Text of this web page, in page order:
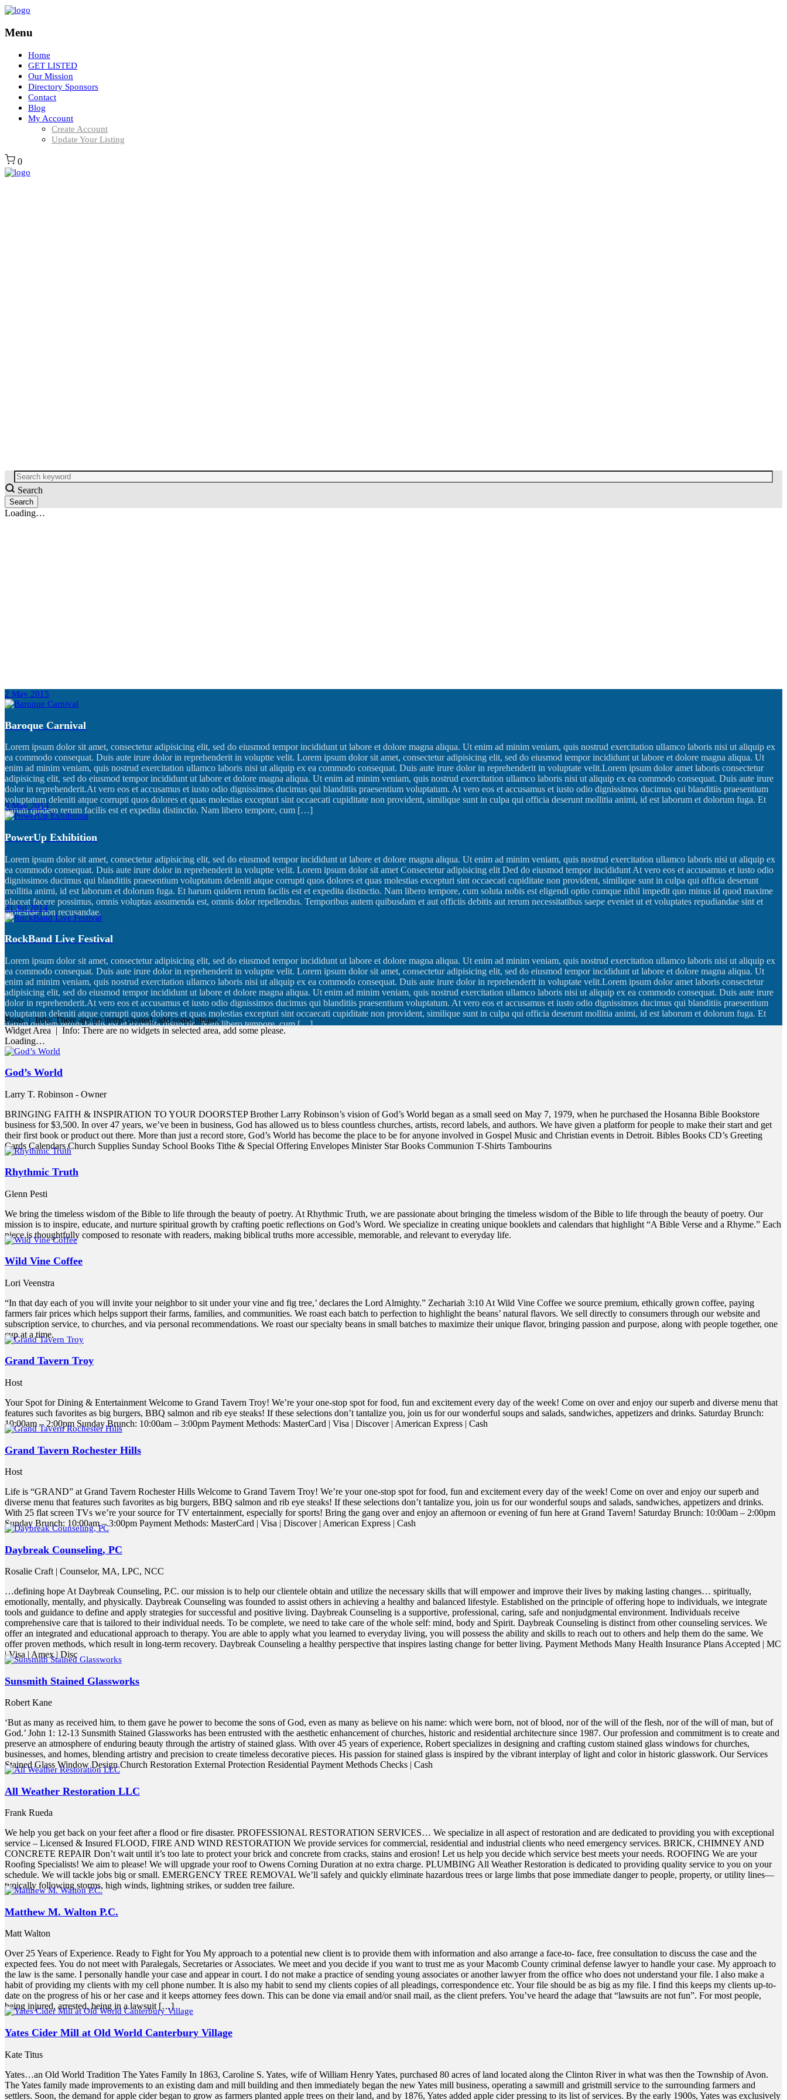
Menu
Home
GET LISTED
Our Mission
Directory Sponsors
Contact
Blog
My Account
Create Account
Update Your Listing
0
Search
Loading…
2 May 2015
Baroque Carnival
Lorem ipsum dolor sit amet, consectetur adipisicing elit, sed do eiusmod tempor incididunt ut labore et dolore magna aliqua. Ut enim ad minim veniam, quis nostrud exercitation ullamco laboris nisi ut aliquip ex
ea commodo consequat. Duis aute irure dolor in reprehenderit in voluptte velit. Lorem ipsum dolor sit amet, consectetur adipisicing elit, sed do eiusmod tempor incididunt ut labore et dolore magna aliqua. Ut
enim ad minim veniam, quis nostrud exercitation ullamco laboris nisi ut aliquip ex ea commodo consequat. Duis aute irure dolor in reprehenderit in voluptate velit.Lorem ipsum dolor amet laboris consectetur
adipisicing elit, sed do eiusmod tempor incididunt ut labore et dolore magna aliqua. Ut enim ad minim veniam, quis nostrud exercitation ullamco laboris nisi ut aliquip ex ea commodo consequat. Duis aute irure
dolor in reprehenderit.At vero eos et accusamus et iusto odio dignissimos ducimus qui blanditiis praesentium voluptatum. At vero eos et accusamus et iusto odio dignissimos ducimus qui blanditiis praesentium
voluptatum deleniti atque corrupti quos dolores et quas molestias excepturi sint occaecati cupiditate non provident, similique sunt in culpa qui officia deserunt mollitia animi, id est laborum et dolorum fuga. Et
harum quidem rerum facilis est et expedita distinctio. Nam libero tempore, cum […]
9 May 2014
PowerUp Exhibition
Lorem ipsum dolor sit amet, consectetur adipisicing elit, sed do eiusmod tempor incididunt ut labore et dolore magna aliqua. Ut enim ad minim veniam, quis nostrud exercitation ullamco laboris nisi ut aliquip ex
ea commodo consequat. Duis aute irure dolor in reprehenderit in voluptte velit. Lorem ipsum dolor sit amet Consectetur adipisicing elit Ded do eiusmod tempor incididunt At vero eos et accusamus et iusto odio
dignissimos ducimus qui blanditiis praesentium voluptatum deleniti atque corrupti quos dolores et quas molestias excepturi sint occaecati cupiditate non provident, similique sunt in culpa qui officia deserunt
mollitia animi, id est laborum et dolorum fuga. Et harum quidem rerum facilis est et expedita distinctio. Nam libero tempore, cum soluta nobis est eligendi optio cumque nihil impedit quo minus id quod maxime
placeat facere possimus, omnis voluptas assumenda est, omnis dolor repellendus. Temporibus autem quibusdam et aut officiis debitis aut rerum necessitatibus saepe eveniet ut et voluptates repudiandae sint et
molestiae non recusandae.
31 Jul 2014
RockBand Live Festival
Lorem ipsum dolor sit amet, consectetur adipisicing elit, sed do eiusmod tempor incididunt ut labore et dolore magna aliqua. Ut enim ad minim veniam, quis nostrud exercitation ullamco laboris nisi ut aliquip ex
ea commodo consequat. Duis aute irure dolor in reprehenderit in voluptte velit. Lorem ipsum dolor sit amet, consectetur adipisicing elit, sed do eiusmod tempor incididunt ut labore et dolore magna aliqua. Ut
enim ad minim veniam, quis nostrud exercitation ullamco laboris nisi ut aliquip ex ea commodo consequat. Duis aute irure dolor in reprehenderit in voluptate velit.Lorem ipsum dolor amet laboris consectetur
adipisicing elit, sed do eiusmod tempor incididunt ut labore et dolore magna aliqua. Ut enim ad minim veniam, quis nostrud exercitation ullamco laboris nisi ut aliquip ex ea commodo consequat. Duis aute irure
dolor in reprehenderit.At vero eos et accusamus et iusto odio dignissimos ducimus qui blanditiis praesentium voluptatum. At vero eos et accusamus et iusto odio dignissimos ducimus qui blanditiis praesentium
voluptatum deleniti atque corrupti quos dolores et quas molestias excepturi sint occaecati cupiditate non provident, similique sunt in culpa qui officia deserunt mollitia animi, id est laborum et dolorum fuga. Et
harum quidem rerum facilis est et expedita distinctio. Nam libero tempore, cum […]
Posts | Info: There are no items created, add some please.
Widget Area | Info: There are no widgets in selected area, add some please.
Loading…
God’s World
Larry T. Robinson - Owner
BRINGING FAITH & INSPIRATION TO YOUR DOORSTEP Brother Larry Robinson’s vision of God’s World began as a small seed on May 7, 1979, when he purchased the Hosanna Bible Bookstore
business for $3,500. In over 47 years, we’ve been in business, God has allowed us to bless countless churches, artists, record labels, and authors. We have given a platform for people to make their start and get
their first book or product out there. More than just a record store, God’s World has become the place to be for anyone involved in Gospel Music and Christian events in Detroit. Bibles Books CD’s Greeting
Cards Calendars Church Supplies Sunday School Books Tithe & Special Offering Envelopes Minister Star Books Communion T-Shirts Tambourins
Rhythmic Truth
Glenn Pesti
We bring the timeless wisdom of the Bible to life through the beauty of poetry. At Rhythmic Truth, we are passionate about bringing the timeless wisdom of the Bible to life through the beauty of poetry. Our
mission is to inspire, educate, and nurture spiritual growth by crafting poetic reflections on God’s Word. We specialize in creating unique booklets and calendars that highlight “A Bible Verse and a Rhyme.” Each
piece is thoughtfully composed to resonate with readers, making biblical truths more accessible, memorable, and relevant to everyday life.
Wild Vine Coffee
Lori Veenstra
“In that day each of you will invite your neighbor to sit under your vine and fig tree,’ declares the Lord Almighty.” Zechariah 3:10 At Wild Vine Coffee we source premium, ethically grown coffee, paying
farmers fair prices which helps support their farms, families, and communities. We roast each batch to perfection to highlight the beans’ natural flavors. We sell directly to consumers through our website and
subscription service, to churches, and via personal recommendations. We roast our specialty beans in small batches to maximize their unique flavor, bringing passion and purpose, along with people together, one
cup at a time.
Grand Tavern Troy
Host
Your Spot for Dining & Entertainment Welcome to Grand Tavern Troy! We’re your one-stop spot for food, fun and excitement every day of the week! Come on over and enjoy our superb and diverse menu that
features such favorites as big burgers, BBQ salmon and rib eye steaks! If these selections don’t tantalize you, join us for our wonderful soups and salads, sandwiches, appetizers and drinks. Saturday Brunch:
10:00am – 2:00pm Sunday Brunch: 10:00am – 3:00pm Payment Methods: MasterCard | Visa | Discover | American Express | Cash
Grand Tavern Rochester Hills
Host
Life is “GRAND” at Grand Tavern Rochester Hills Welcome to Grand Tavern Troy! We’re your one-stop spot for food, fun and excitement every day of the week! Come on over and enjoy our superb and
diverse menu that features such favorites as big burgers, BBQ salmon and rib eye steaks! If these selections don’t tantalize you, join us for our wonderful soups and salads, sandwiches, appetizers and drinks.
With 25 flat screen TVs we’re your source for TV entertainment, especially for sports! Bring the gang over and enjoy an afternoon or evening of fun here at Grand Tavern! Saturday Brunch: 10:00am – 2:00pm
Sunday Brunch: 10:00am – 3:00pm Payment Methods: MasterCard | Visa | Discover | American Express | Cash
Daybreak Counseling, PC
Rosalie Craft | Counselor, MA, LPC, NCC
…defining hope At Daybreak Counseling, P.C. our mission is to help our clientele obtain and utilize the necessary skills that will empower and improve their lives by making lasting changes… spiritually,
emotionally, mentally, and physically. Daybreak Counseling was founded to assist others in achieving a healthy and balanced lifestyle. Established on the principle of offering hope to individuals, we integrate
tools and guidance to define and apply strategies for successful and positive living. Daybreak Counseling is a supportive, professional, caring, safe and nonjudgmental environment. Individuals receive
comprehensive care that is tailored to their individual needs. To be complete, we need to take care of the whole self: mind, body and Spirit. Daybreak Counseling is distinct from other counseling services. We
offer an integrated and educational approach to therapy. You are able to apply what you learned to everyday living, you will possess the ability and skills to reach out to others and help them do the same. We
offer proven methods, which result in long-term recovery. Daybreak Counseling a healthy perspective that inspires lasting change for better living. Payment Methods Many Health Insurance Plans Accepted | MC
| Visa | Amex | Disc
Sunsmith Stained Glassworks
Robert Kane
‘But as many as received him, to them gave he power to become the sons of God, even as many as believe on his name: which were born, not of blood, nor of the will of the flesh, nor of the will of man, but of
God.’ John 1: 12-13 Sunsmith Stained Glassworks has been entrusted with the aesthetic enhancement of churches, historic and residential architecture since 1987. Our profession and commitment is to create and
preserve an atmosphere of enduring beauty through the artistry of stained glass. With over 45 years of experience, Robert specializes in designing and crafting custom stained glass windows for churches,
businesses, and homes, blending artistry and precision to create timeless decorative pieces. His passion for stained glass is inspired by the vibrant interplay of light and color in historic glasswork. Our Services
Stained Glass Window Design Church Restoration External Protection Residential Payment Methods Checks | Cash
All Weather Restoration LLC
Frank Rueda
We help you get back on your feet after a flood or fire disaster. PROFESSIONAL RESTORATION SERVICES… We specialize in all aspect of restoration and are dedicated to providing you with exceptional
service – Licensed & Insured FLOOD, FIRE AND WIND RESTORATION We provide services for commercial, residential and industrial clients who need emergency services. BRICK, CHIMNEY AND
CONCRETE REPAIR Don’t wait until it’s too late to protect your brick and concrete from cracks, stains and erosion! Let us help you decide which service best meets your needs. ROOFING We are your
Roofing Specialists! We aim to please! We will upgrade your roof to Owens Corning Duration at no extra charge. PLUMBING All Weather Restoration is dedicated to providing quality service to you on your
schedule. We will tackle jobs big or small. EMERGENCY TREE REMOVAL We’ll safely and quickly eliminate hazardous trees or large limbs that pose immediate danger to people, property, or utility lines—
typically following storms, high winds, lightning strikes, or sudden tree failure.
Matthew M. Walton P.C.
Matt Walton
Over 25 Years of Experience. Ready to Fight for You My approach to a potential new client is to provide them with information and also arrange a face-to- face, free consultation to discuss the case and the
expected fees. You do not meet with Paralegals, Secretaries or Associates. We meet and you decide if you want to trust me as your Macomb County criminal defense lawyer to handle your case. My approach to
the law is the same. I personally handle your case and appear in court. I do not make a practice of sending young associates or another lawyer from the office who does not understand your file. I also make a
habit of providing my clients with my cell phone number. It is also my habit to send my clients copies of all pleadings, correspondence etc. Your file should be as big as my file. I find this keeps my clients up-to-
date on the progress of his or her case and it keeps attorney fees down. This can be done via email and/or snail mail, as the client prefers. You’ve heard the adage that “lawsuits are not fun”. For most people,
being injured, arrested, being in a lawsuit […]
Yates Cider Mill at Old World Canterbury Village
Kate Titus
Yates…an Old World Tradition The Yates Family In 1863, Caroline S. Yates, wife of William Henry Yates, purchased 80 acres of land located along the Clinton River in what was then the Township of Avon.
The Yates family made improvements to an existing dam and mill building and then immediately began the new Yates mill business, operating a sawmill and gristmill service to the surrounding farmers and
settlers. Soon, the demand for apple cider began to grow as farmers planted apple trees on their land, and by 1876, Yates added apple cider pressing to its list of services. By the early 1900s, Yates was exclusively